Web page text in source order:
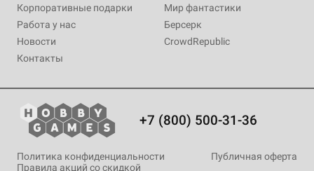
Корпоративные подарки
Работа у нас
Новости
Контакты
Мир фантастики
Берсерк
CrowdRepublic
+7 (800) 500-31-36
Политика конфиденциальности
Публичная оферта
Правила акций со скидкой